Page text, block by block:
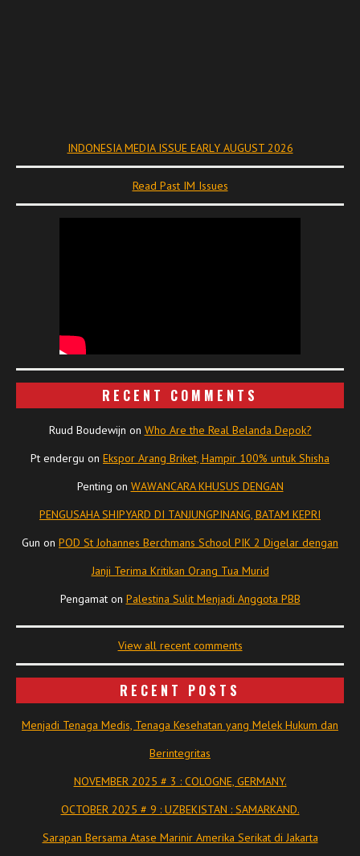
INDONESIA MEDIA ISSUE EARLY AUGUST 2026
Read Past IM Issues
RECENT COMMENTS
Ruud Boudewijn on Who Are the Real Belanda Depok?
Pt endergu on Ekspor Arang Briket, Hampir 100% untuk Shisha
Penting on WAWANCARA KHUSUS DENGAN
PENGUSAHA SHIPYARD DI TANJUNGPINANG, BATAM KEPRI
Gun on POD St Johannes Berchmans School PIK 2 Digelar dengan
Janji Terima Kritikan Orang Tua Murid
Pengamaton Palestina Sulit Menjadi Anggota PBB
View all recent comments
RECENT POSTS
Menjadi Tenaga Medis, Tenaga Kesehatan yang Melek Hukum dan
Berintegritas
NOVEMBER 2025 # 3 : COLOGNE, GERMANY.
OCTOBER 2025 # 9 : UZBEKISTAN : SAMARKAND.
Sarapan Bersama Atase Marinir Amerika Serikat di Jakarta